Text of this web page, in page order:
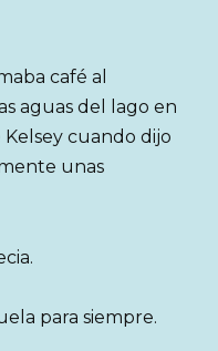
café al
aguas del lago en
cuando dijo
unas
para siempre.